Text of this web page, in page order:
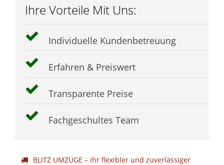
Ihre Vorteile Mit Uns:
Individuelle Kundenbetreuung
Erfahren & Preiswert
Transparente Preise
Fachgeschultes Team
BLITZ UMZÜGE – ihr flexibler und zuverlässiger